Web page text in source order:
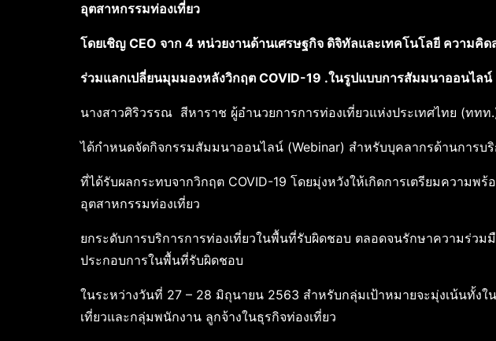
อุตสาหกรรมท่องเที่ยว
โดยเชิญ CEO จาก 4 หน่วยงานด้านเศรษฐกิจ ดิจิทัลและเทคโนโลยี ความคิด
ร่วมแลกเปลี่ยนมุมมองหลังวิกฤต COVID-19 .ในรูปแบบการสัมมนาออนไลน์
นางสาวศิริวรรณ สีหาราช ผู้อำนวยการการท่องเที่ยวแห่งประเทศไทย (ทท
ได้กำหนดจัดกิจกรรมสัมมนาออนไลน์ (Webinar) สำหรับบุคลากรด้านการบริ
ที่ได้รับผลกระทบจากวิกฤต COVID-19 โดยมุ่งหวังให้เกิดการเตรียมความพ
อุตสาหกรรมท่องเที่ยว
ยกระดับการบริการการท่องเที่ยวในพื้นที่รับผิดชอบ ตลอดจนรักษาความร่ว
ประกอบการในพื้นที่รับผิดชอบ
ในระหว่างวันที่ 27 – 28 มิถุนายน 2563 สำหรับกลุ่มเป้าหมายจะมุ่งเน้นทั้งใ
เที่ยวและกลุ่มพนักงาน ลูกจ้างในธุรกิจท่องเที่ยว